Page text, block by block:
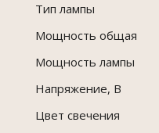
Тип лампы
Мощность общая
Мощность лампы
Напряжение, В
Цвет свечения